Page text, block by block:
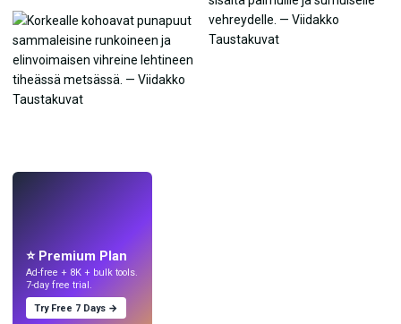
⭐ Premium Plan
Ad-free + 8K + bulk tools.
7-day free trial.
Try Free 7 Days →